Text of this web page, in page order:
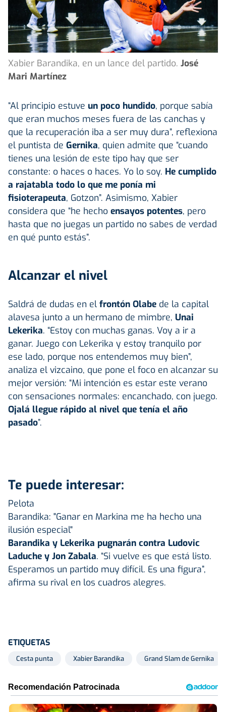
Xabier Barandika, en un lance del partido. José
Mari Martínez
“Al principio estuve un poco hundido, porque sabía
que eran muchos meses fuera de las canchas y
que la recuperación iba a ser muy dura”, reflexiona
el puntista de Gernika, quien admite que “cuando
tienes una lesión de este tipo hay que ser
constante: o haces o haces. Yo lo soy. He cumplido
a rajatabla todo lo que me ponía mi
fisioterapeuta, Gotzon”. Asimismo, Xabier
considera que “he hecho ensayos potentes, pero
hasta que no juegas un partido no sabes de verdad
en qué punto estás”.
Alcanzar el nivel
Saldrá de dudas en el frontón Olabe de la capital
alavesa junto a un hermano de mimbre, Unai
Lekerika. “Estoy con muchas ganas. Voy a ir a
ganar. Juego con Lekerika y estoy tranquilo por
ese lado, porque nos entendemos muy bien”,
analiza el vizcaino, que pone el foco en alcanzar su
mejor versión: “Mi intención es estar este verano
con sensaciones normales: encanchado, con juego.
Ojalá llegue rápido al nivel que tenía el año
pasado”.
Te puede interesar:
Pelota
Barandika: "Ganar en Markina me ha hecho una
ilusión especial"
Barandika y Lekerika pugnarán contra Ludovic
Laduche y Jon Zabala. “Si vuelve es que está listo.
Esperamos un partido muy difícil. Es una figura”,
afirma su rival en los cuadros alegres.
ETIQUETAS
Cesta punta Xabier Barandika Grand Slam de Gernika